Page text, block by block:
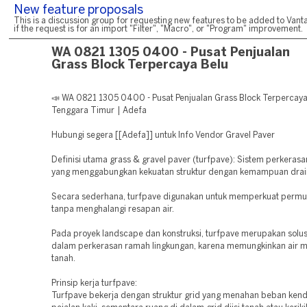
New feature proposals
This is a discussion group for requesting new features to be added to
if the request is for an import "Filter", "Macro", or "Program" improvement.
WA 0821 1305 0400 - Pusat Penjualan
Grass Block Terpercaya Belu
📣 WA 0821 1305 0400 - Pusat Penjualan Grass Block
Tenggara Timur | Adefa
Hubungi segera [[Adefa]] untuk Info Vendor Gravel Paver
Definisi utama grass & gravel paver (turfpave): Sistem
yang menggabungkan kekuatan struktur dengan kemampuan
Secara sederhana, turfpave digunakan untuk memperkuat
tanpa menghalangi resapan air.
Pada proyek landscape dan konstruksi, turfpave merupakan
dalam perkerasan ramah lingkungan, karena memungkinkan air
tanah.
Prinsip kerja turfpave:
Turfpave bekerja dengan struktur grid yang menahan beban